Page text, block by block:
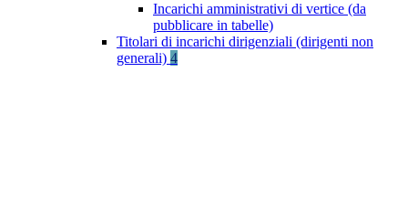
Incarichi amministrativi di vertice (da
pubblicare in tabelle)
Titolari di incarichi dirigenziali (dirigenti non
generali) 4